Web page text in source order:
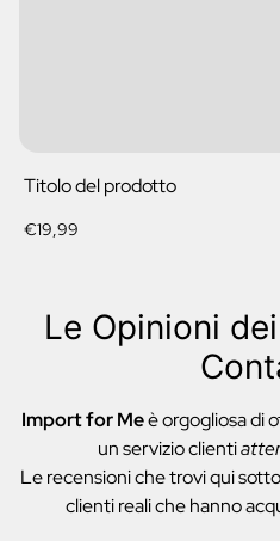
Titolo del prodotto
Prezzo
€19,99
Le Opinioni
Import for Meè orgogliosa di
un servizio clienti
Le recensioni che trovi qui
clienti reali che hanno